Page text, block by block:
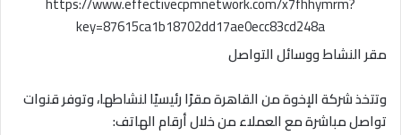
key=87615ca1b18702dd17ae0ecc83cd248a
مقر النشاط ووسائل التواصل
وتتخذ شركة الإخوة من القاهرة مقرًا رئيسيًا لنشاطها، وتوفر قنوات
تواصل مباشرة مع العملاء من خلال أرقام الهاتف: